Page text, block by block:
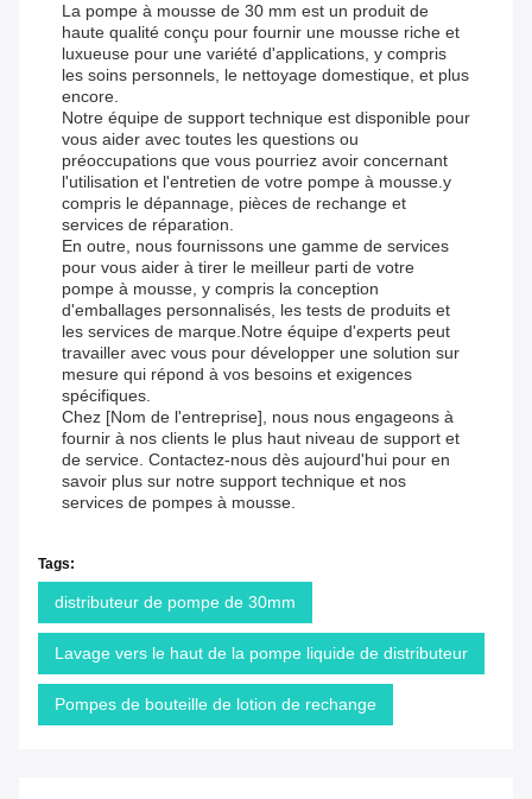
La pompe à mousse de 30 mm est un produit de
haute qualité conçu pour fournir une mousse riche et
luxueuse pour une variété d'applications, y compris
les soins personnels, le nettoyage domestique, et plus
encore.
Notre équipe de support technique est disponible pour
vous aider avec toutes les questions ou
préoccupations que vous pourriez avoir concernant
l'utilisation et l'entretien de votre pompe à mousse.y
compris le dépannage, pièces de rechange et
services de réparation.
En outre, nous fournissons une gamme de services
pour vous aider à tirer le meilleur parti de votre
pompe à mousse, y compris la conception
d'emballages personnalisés, les tests de produits et
les services de marque.Notre équipe d'experts peut
travailler avec vous pour développer une solution sur
mesure qui répond à vos besoins et exigences
spécifiques.
Chez [Nom de l'entreprise], nous nous engageons à
fournir à nos clients le plus haut niveau de support et
de service. Contactez-nous dès aujourd'hui pour en
savoir plus sur notre support technique et nos
services de pompes à mousse.
Tags:
distributeur de pompe de 30mm
Lavage vers le haut de la pompe liquide de distributeur
Pompes de bouteille de lotion de rechange